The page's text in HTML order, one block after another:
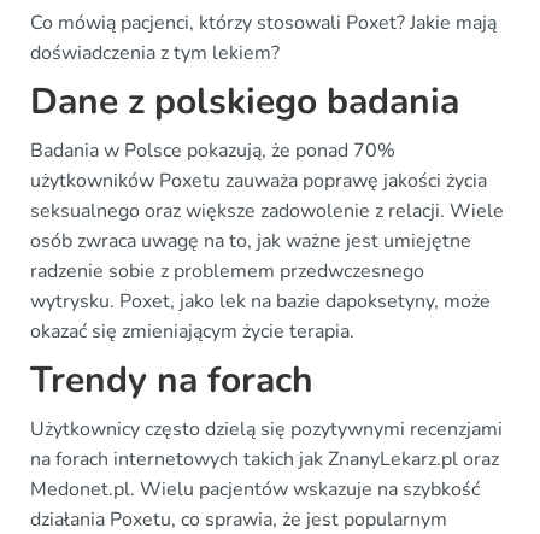
Co mówią pacjenci, którzy stosowali Poxet? Jakie mają
doświadczenia z tym lekiem?
Dane z polskiego badania
Badania w Polsce pokazują, że ponad 70%
użytkowników Poxetu zauważa poprawę jakości życia
seksualnego oraz większe zadowolenie z relacji. Wiele
osób zwraca uwagę na to, jak ważne jest umiejętne
radzenie sobie z problemem przedwczesnego
wytrysku. Poxet, jako lek na bazie dapoksetyny, może
okazać się zmieniającym życie terapia.
Trendy na forach
Użytkownicy często dzielą się pozytywnymi recenzjami
na forach internetowych takich jak ZnanyLekarz.pl oraz
Medonet.pl. Wielu pacjentów wskazuje na szybkość
działania Poxetu, co sprawia, że jest popularnym